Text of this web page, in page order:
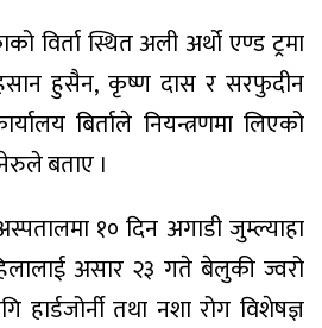
विर्ता स्थित अली अर्थो एण्ड ट्रमा
हुसैन, कृष्ण दास र सरफुदीन
बिर्ताले नियन्त्रणमा लिएको
बताए ।
१० दिन अगाडी जुम्ल्याहा
असार २३ गते बेलुकी ज्वरो
तथा नशा रोग विशेषज्ञ